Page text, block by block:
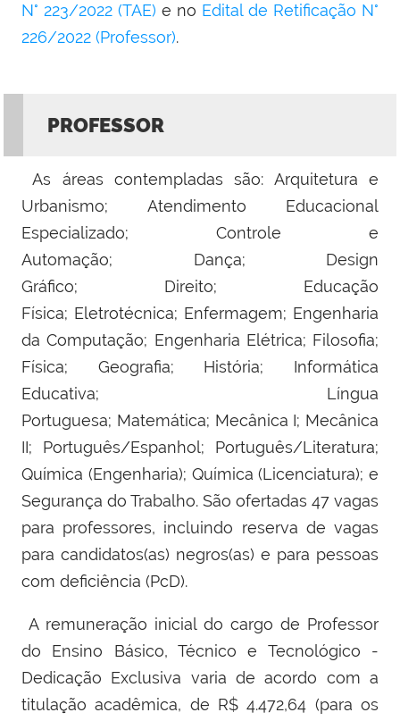
N° 223/2022 (TAE) e no Edital de Retificação N°
226/2022 (Professor).
PROFESSOR
As áreas contempladas são: Arquitetura e
Urbanismo; Atendimento Educacional
Especializado; Controle e
Automação; Dança; Design
Gráfico; Direito; Educação
Física; Eletrotécnica; Enfermagem; Engenharia
da Computação; Engenharia Elétrica; Filosofia;
Física; Geografia; História; Informática
Educativa; Língua
Portuguesa; Matemática; Mecânica I; Mecânica
II; Português/Espanhol; Português/Literatura;
Química (Engenharia); Química (Licenciatura); e
Segurança do Trabalho. São ofertadas 47 vagas
para professores, incluindo reserva de vagas
para candidatos(as) negros(as) e para pessoas
com deficiência (PcD).
A remuneração inicial do cargo de Professor
do Ensino Básico, Técnico e Tecnológico -
Dedicação Exclusiva varia de acordo com a
titulação acadêmica, de R$ 4.472,64 (para os